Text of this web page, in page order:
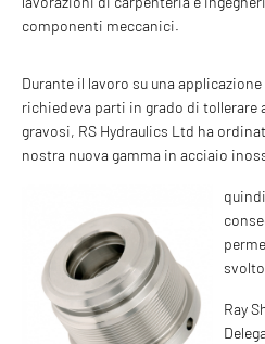
componenti meccanici.
Durante il lavoro su una
richiedeva parti in grado di
gravosi, RS Hydraulics Ltd ha
nostra nuova gamma in acciaio
Ray